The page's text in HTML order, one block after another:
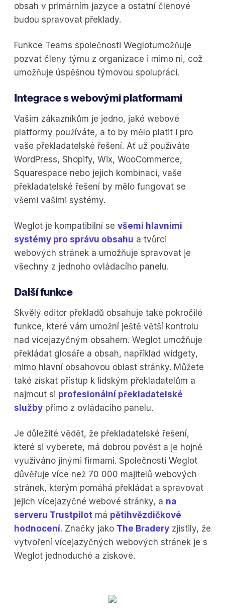
obsah v primárním jazyce a ostatní členové
budou spravovat překlady.
Funkce Teams společnosti Weglotumožňuje
pozvat členy týmu z organizace i mimo ni, což
umožňuje úspěšnou týmovou spolupráci.
Integrace s webovými platformami
Vašim zákazníkům je jedno, jaké webové
platformy používáte, a to by mělo platit i pro
vaše překladatelské řešení. Ať už používáte
WordPress, Shopify, Wix, WooCommerce,
Squarespace nebo jejich kombinaci, vaše
překladatelské řešení by mělo fungovat se
všemi vašimi systémy.
Weglot je kompatibilní se všemi hlavními
systémy pro správu obsahu a tvůrci
webových stránek a umožňuje spravovat je
všechny z jednoho ovládacího panelu.
Další funkce
Skvělý editor překladů obsahuje také pokročilé
funkce, které vám umožní ještě větší kontrolu
nad vícejazyčným obsahem. Weglot umožňuje
překládat glosáře a obsah, například widgety,
mimo hlavní obsahovou oblast stránky. Můžete
také získat přístup k lidským překladatelům a
najmout si profesionální překladatelské
služby přímo z ovládacího panelu.
Je důležité vědět, že překladatelské řešení,
které si vyberete, má dobrou pověst a je hojně
využíváno jinými firmami. Společnosti Weglot
důvěřuje více než 70 000 majitelů webových
stránek, kterým pomáhá překládat a spravovat
jejich vícejazyčné webové stránky, a na
serveru Trustpilot má pětihvězdičkové
hodnocení. Značky jako The Bradery zjistily, že
vytvoření vícejazyčných webových stránek je s
Weglot jednoduché a ziskové.